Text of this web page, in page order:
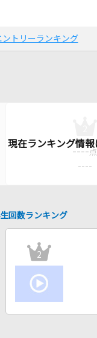
トリーランキング
---- 点
----
回数ランキング
2